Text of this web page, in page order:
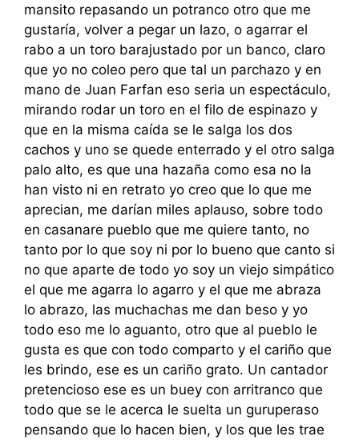
mansito repasando un potranco otro que me
gustaría, volver a pegar un lazo, o agarrar el
rabo a un toro barajustado por un banco, claro
que yo no coleo pero que tal un parchazo y en
mano de Juan Farfan eso seria un espectáculo,
mirando rodar un toro en el filo de espinazo y
que en la misma caída se le salga los dos
cachos y uno se quede enterrado y el otro salga
palo alto, es que una hazaña como esa no la
han visto ni en retrato yo creo que lo que me
aprecian, me darían miles aplauso, sobre todo
en casanare pueblo que me quiere tanto, no
tanto por lo que soy ni por lo bueno que canto si
no que aparte de todo yo soy un viejo simpático
el que me agarra lo agarro y el que me abraza
lo abrazo, las muchachas me dan beso y yo
todo eso me lo aguanto, otro que al pueblo le
gusta es que con todo comparto y el cariño que
les brindo, ese es un cariño grato. Un cantador
pretencioso ese es un buey con arritranco que
todo que se le acerca le suelta un guruperaso
pensando que lo hacen bien, y los que les trae